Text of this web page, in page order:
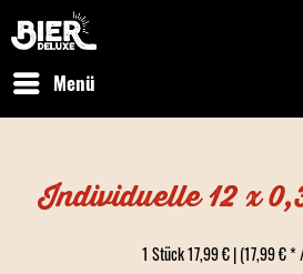
Kostenfreier Versand in Deutschland
Menü
Individuelle 12 x
1 Stück 17,99 € | (17,99 € *